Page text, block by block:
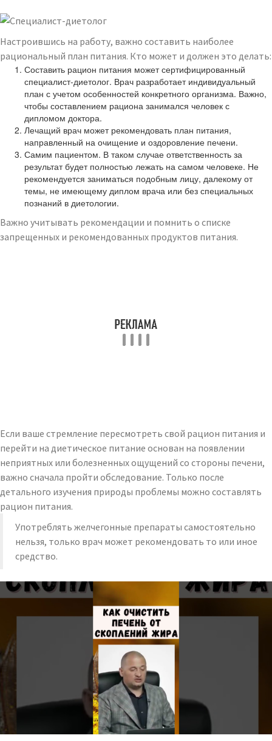
Настроившись на работу, важно составить наиболее
рациональный план питания. Кто может и должен это делать:
Составить рацион питания может сертифицированный
специалист-диетолог. Врач разработает индивидуальный
план с учетом особенностей конкретного организма. Важно,
чтобы составлением рациона занимался человек с
дипломом доктора.
Лечащий врач может рекомендовать план питания,
направленный на очищение и оздоровление печени.
Самим пациентом. В таком случае ответственность за
результат будет полностью лежать на самом человеке. Не
рекомендуется заниматься подобным лицу, далекому от
темы, не имеющему диплом врача или без специальных
познаний в диетологии.
Важно учитывать рекомендации и помнить о списке
запрещенных и рекомендованных продуктов питания.
Если ваше стремление пересмотреть свой рацион питания и
перейти на диетическое питание основан на появлении
неприятных или болезненных ощущений со стороны печени,
важно сначала пройти обследование. Только после
детального изучения природы проблемы можно составлять
рацион питания.
Употреблять желчегонные препараты самостоятельно
нельзя, только врач может рекомендовать то или иное
средство.